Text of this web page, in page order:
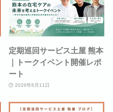
定期巡回サービス土屋 熊本
｜トークイベント開催レポ
ート
2026年6月11日